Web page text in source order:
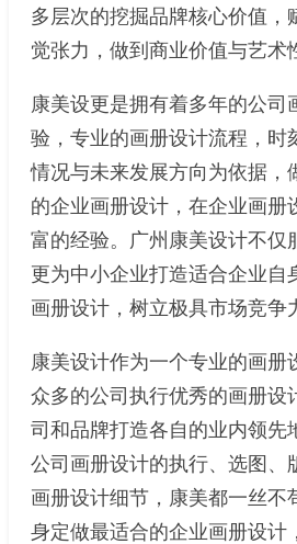
多层次的挖掘品牌核心价值，
觉张力，做到商业价值与艺术
康美设更是拥有着多年的公司
验，专业的画册设计流程，时
情况与未来发展方向为依据，
的企业画册设计，在企业画册
富的经验。广州康美设计不仅
更为中小企业打造适合企业自
画册设计，树立极具市场竞争
康美设计作为一个专业的画册
众多的公司执行优秀的画册设
司和品牌打造各自的业内领先
公司画册设计的执行、选图、
画册设计细节，康美都一丝不
身定做最适合的企业画册设计